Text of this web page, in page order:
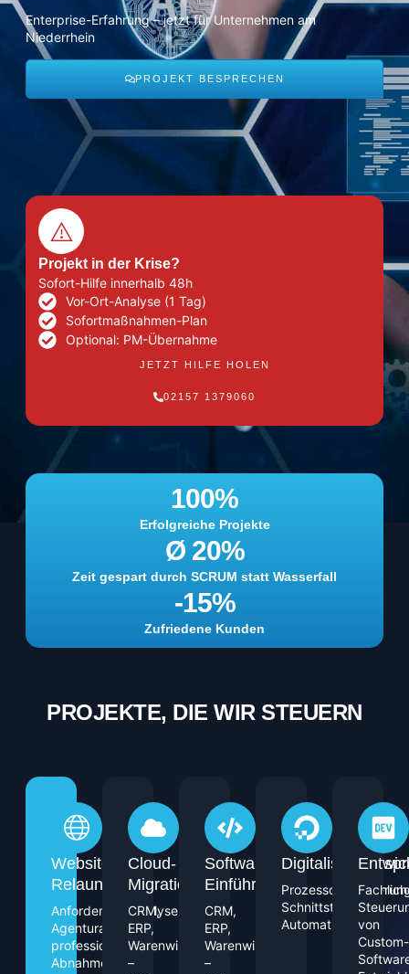
Enterprise-Erfahrung – jetzt für Unternehmen am
Niederrhein
PROJEKT BESPRECHEN
Projekt in der Krise?
Sofort-Hilfe innerhalb 48h
Vor-Ort-Analyse (1 Tag)
Sofortmaßnahmen-Plan
Optional: PM-Übernahme
JETZT HILFE HOLEN
02157 1379060
Erfolgreiche Projekte
100%
Zeit gespart durch SCRUM statt Wasserfall
Ø 20%
Zufriedene Kunden
-15%
PROJEKTE, DIE WIR STEUERN
Website-
Relaunches
Anforderungsanalyse,
Agenturauswahl,
professionelle
Abnahme
Cloud-
Migrationen
CRM,
ERP,
Warenwirtschaft
–
Software-
Einführungen
CRM,
ERP,
Warenwirtschaft
–
Schnittstellen,
Automatisierung
von
Custom-